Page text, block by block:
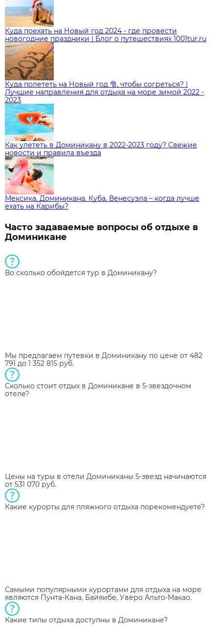
Куда поехать на Новый год 2024 - где провести
новогодние праздники | Блог о путешествиях 1001tur.ru
Куда полететь на Новый год 🎅, чтобы согреться? |
Лучшие направления для отдыха на море зимой 2022 -
2023
Как улететь в Доминикану в 2022-2023 году? Свежие
новости и правила въезда
Мексика, Доминикана, Куба, Венесуэла – когда лучше
ехать на Карибы?
Часто задаваемые вопросы об отдыхе в
Доминикане
Во сколько обойдется тур в Доминикану?
Мы предлагаем путевки в Доминикану по цене от 482
791 до 1 352 815 руб.
Сколько стоит отдых в Доминикане в 5-звездочном
отеле?
Цены на туры в отели Доминиканы 5-звезд начинаются
от 531 070 руб.
Какие курорты для пляжного отдыха порекомендуете?
Самыми популярными курортами для отдыха на море
являются Пунта-Кана, Байяибе, Уверо Альто-Макао.
Какие типы отдыха доступны в Доминикане?